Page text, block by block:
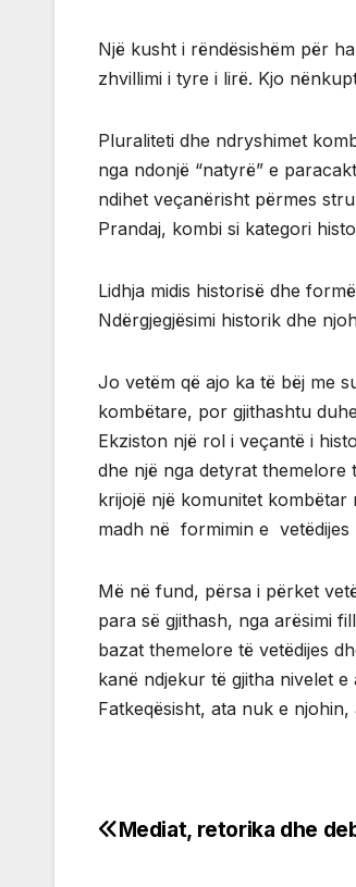
Një kusht i rëndësishëm për
zhvillimi i tyre i lirë. Kjo
Pluraliteti dhe ndryshimet
nga ndonjë “natyrë” e
ndihet veçanërisht përmes
Prandaj, kombi si kategori
Lidhja midis historisë dhe
Ndërgjegjësimi historik dhe
Jo vetëm që ajo ka të bëj me
kombëtare, por gjithashtu
Ekziston një rol i veçantë i
dhe një nga detyrat themelore
krijojë një komunitet
madh në formimin e vetëdijes
Më në fund, përsa i përket
para së gjithash, nga arësimi
bazat themelore të vetëdijes
kanë ndjekur të gjitha nivelet
Fatkeqësisht, ata nuk e
Post
Mediat, retorika dhe